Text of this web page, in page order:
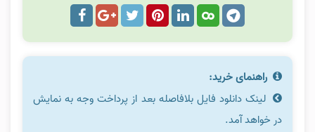
راهنمای خرید:
لینک دانلود فایل بلافاصله بعد از پرداخت وجه به نمایش
در خواهد آمد.